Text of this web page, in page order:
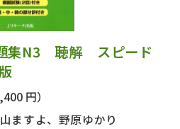
集N3 聴解 スピード
円）
ますよ、野原ゆかり